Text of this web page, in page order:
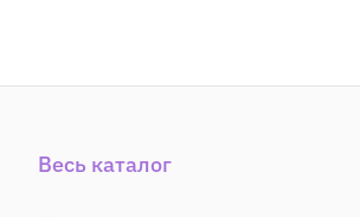
Весь каталог